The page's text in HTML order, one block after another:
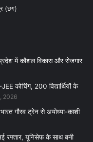
(छग)
में कौशल विकास और रोजगार
कोचिंग, 200 विद्यार्थियों के
2026
गौरव ट्रेन से अयोध्या-काशी
रफ्तार, यूनिसेफ के साथ बनी